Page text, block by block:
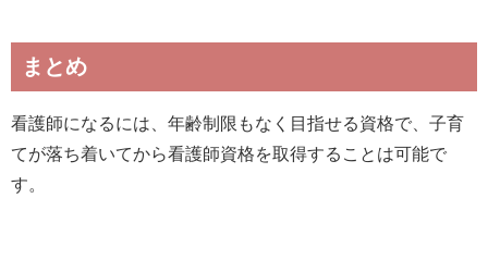
まとめ
看護師になるには、年齢制限もなく目指せる資格で、子育
てが落ち着いてから看護師資格を取得することは可能で
す。